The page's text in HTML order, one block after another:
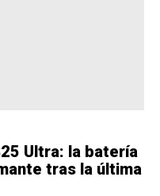
Ultra: la batería
tras la última